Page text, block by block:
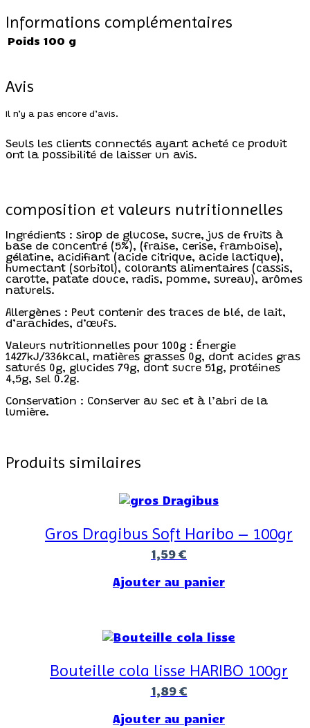
Informations complémentaires
Poids 100 g
Avis
Il n’y a pas encore d’avis.
Seuls les clients connectés ayant acheté ce produit
ont la possibilité de laisser un avis.
composition et valeurs nutritionnelles
Ingrédients : sirop de glucose, sucre, jus de fruits à
base de concentré (5%), (fraise, cerise, framboise),
gélatine, acidifiant (acide citrique, acide lactique),
humectant (sorbitol), colorants alimentaires (cassis,
carotte, patate douce, radis, pomme, sureau), arômes
naturels.
Allergènes : Peut contenir des traces de blé, de lait,
d’arachides, d’œufs.
Valeurs nutritionnelles pour 100g : Énergie
1427kJ/336kcal, matières grasses 0g, dont acides gras
saturés 0g, glucides 79g, dont sucre 51g, protéines
4,5g, sel 0.2g.
Conservation : Conserver au sec et à l’abri de la
lumière.
Produits similaires
Gros Dragibus Soft Haribo – 100gr
1,59 €
Ajouter au panier
Bouteille cola lisse HARIBO 100gr
1,89 €
Ajouter au panier